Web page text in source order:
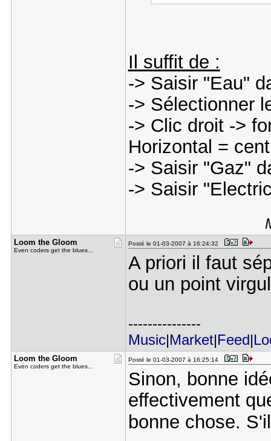
Il suffit de :
-> Saisir "Eau"
-> Sélectionner
-> Clic droit ->
Horizontal =
-> Saisir "Gaz"
-> Saisir
Loom the G​loom
Even coders get the blues...
Posté le 01-03-2007 à 16:24:32
A priori il faut
ou un point
---------------
Music|Market|Feed|
Loom the G​loom
Even coders get the blues...
Posté le 01-03-2007 à 16:25:14
Sinon, bonne
effectivement
bonne chose.